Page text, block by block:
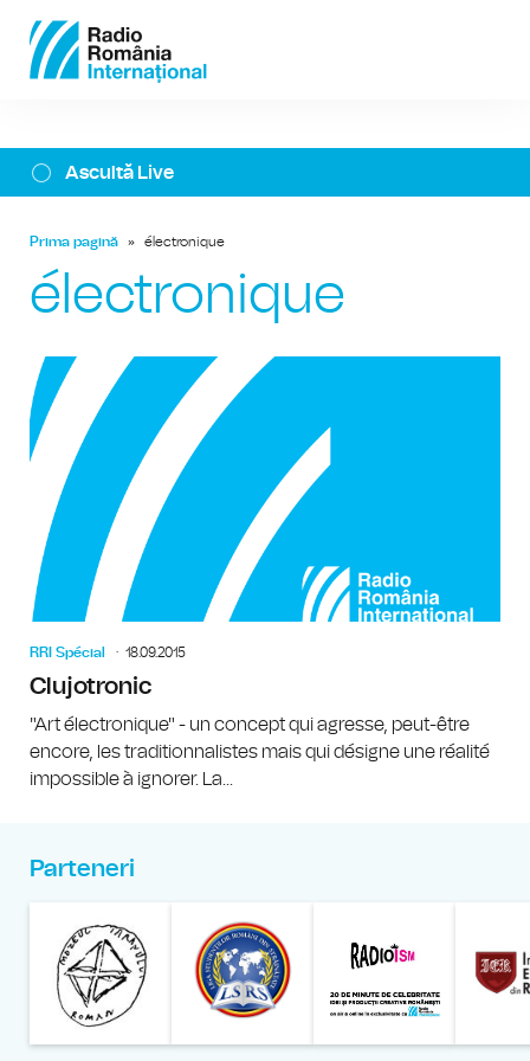
Ascultă Live
Prima pagină » électronique
électronique
RRI Spécial 18.09.2015
Clujotronic
"Art électronique" - un concept qui agresse, peut-être
encore, les traditionnalistes mais qui désigne une réalité
impossible à ignorer. La...
Parteneri